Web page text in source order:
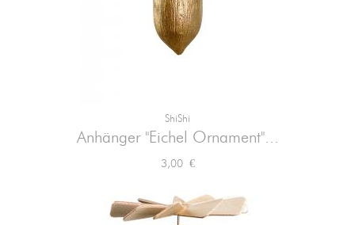
ShiShi
Anhänger "Eichel Ornament"...
Preis
3,00 €